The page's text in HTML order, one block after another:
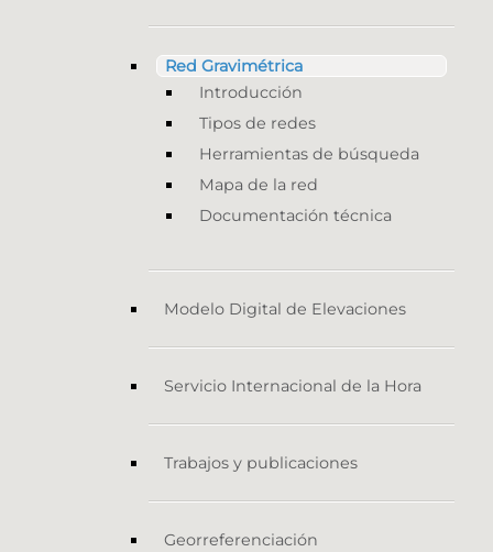
Red Gravimétrica
Introducción
Tipos de redes
Herramientas de búsqueda
Mapa de la red
Documentación técnica
Modelo Digital de Elevaciones
Servicio Internacional de la Hora
Trabajos y publicaciones
Georreferenciación